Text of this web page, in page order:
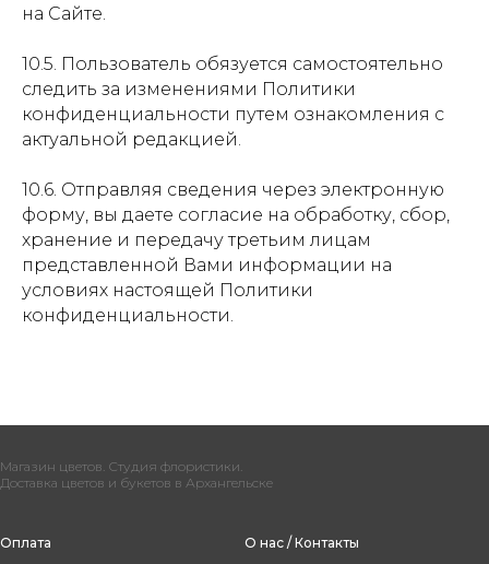
на Сайте.
10.5. Пользователь обязуется самостоятельно
следить за изменениями Политики
конфиденциальности путем ознакомления с
актуальной редакцией.
10.6. Отправляя сведения через электронную
форму, вы даете согласие на обработку, сбор,
хранение и передачу третьим лицам
представленной Вами информации на
условиях настоящей Политики
конфиденциальности.
Магазин цветов. Студия флористики.
Доставка цветов и букетов в Архангельске
Оплата О нас / Контакты